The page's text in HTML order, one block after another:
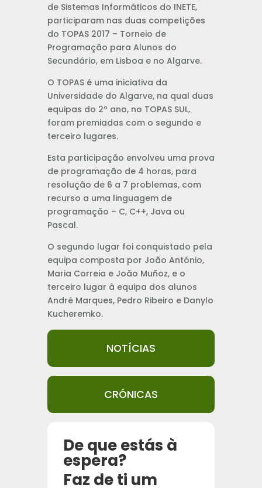
de Sistemas Informáticos do INETE,
participaram nas duas competições
do TOPAS 2017 – Torneio de
Programação para Alunos do
Secundário, em Lisboa e no Algarve.
O TOPAS é uma iniciativa da
Universidade do Algarve, na qual duas
equipas do 2º ano, no TOPAS SUL,
foram premiadas com o segundo e
terceiro lugares.
Esta participação envolveu uma prova
de programação de 4 horas, para
resolução de 6 a 7 problemas, com
recurso a uma linguagem de
programação – C, C++, Java ou
Pascal.
O segundo lugar foi conquistado pela
equipa composta por João António,
Maria Correia e João Muñoz, e o
terceiro lugar à equipa dos alunos
André Marques, Pedro Ribeiro e Danylo
Kucheremko.
NOTÍCIAS
CRÓNICAS
De que estás à
espera?
Faz de ti um